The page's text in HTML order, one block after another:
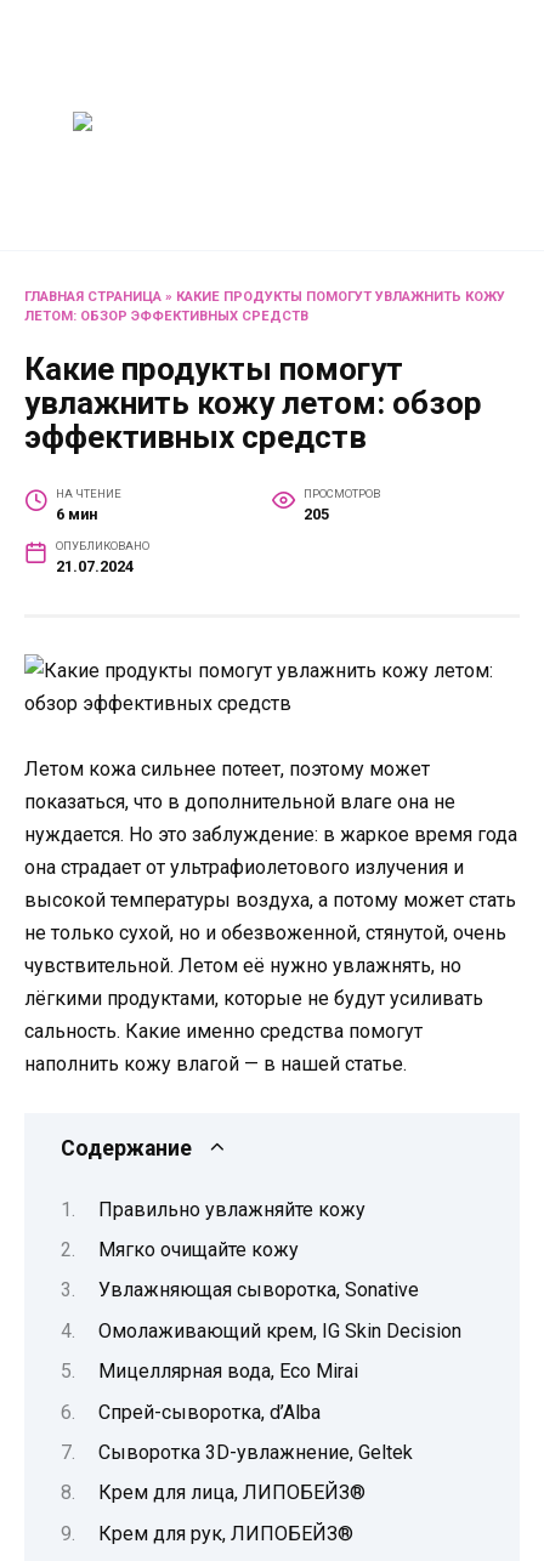
ГЛАВНАЯ СТРАНИЦА » КАКИЕ ПРОДУКТЫ ПОМОГУТ УВЛАЖНИТЬ КОЖУ
ЛЕТОМ: ОБЗОР ЭФФЕКТИВНЫХ СРЕДСТВ
Какие продукты помогут
увлажнить кожу летом: обзор
эффективных средств
НА ЧТЕНИЕ
6 мин
ПРОСМОТРОВ
205
ОПУБЛИКОВАНО
21.07.2024
Летом кожа сильнее потеет, поэтому может
показаться, что в дополнительной влаге она не
нуждается. Но это заблуждение: в жаркое время года
она страдает от ультрафиолетового излучения и
высокой температуры воздуха, а потому может стать
не только сухой, но и обезвоженной, стянутой, очень
чувствительной. Летом её нужно увлажнять, но
лёгкими продуктами, которые не будут усиливать
сальность. Какие именно средства помогут
наполнить кожу влагой — в нашей статье.
Содержание
Правильно увлажняйте кожу
Мягко очищайте кожу
Увлажняющая сыворотка, Sonative
Омолаживающий крем, IG Skin Decision
Мицеллярная вода, Eco Mirai
Спрей-сыворотка, d’Alba
Сыворотка 3D-увлажнение, Geltek
Крем для лица, ЛИПОБЕЙЗ®
Крем для рук, ЛИПОБЕЙЗ®